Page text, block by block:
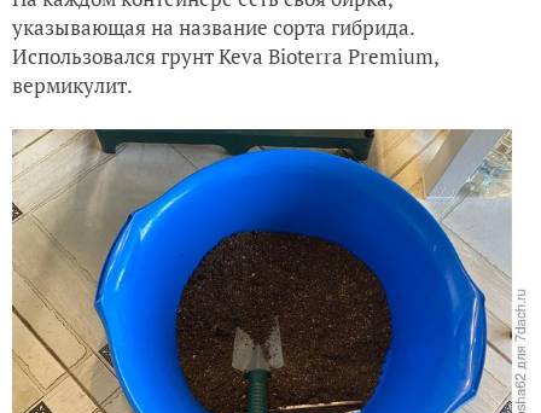
указывающая на название сорта гибрида.
Использовался грунт Keva Bioterra Premium,
вермикулит.